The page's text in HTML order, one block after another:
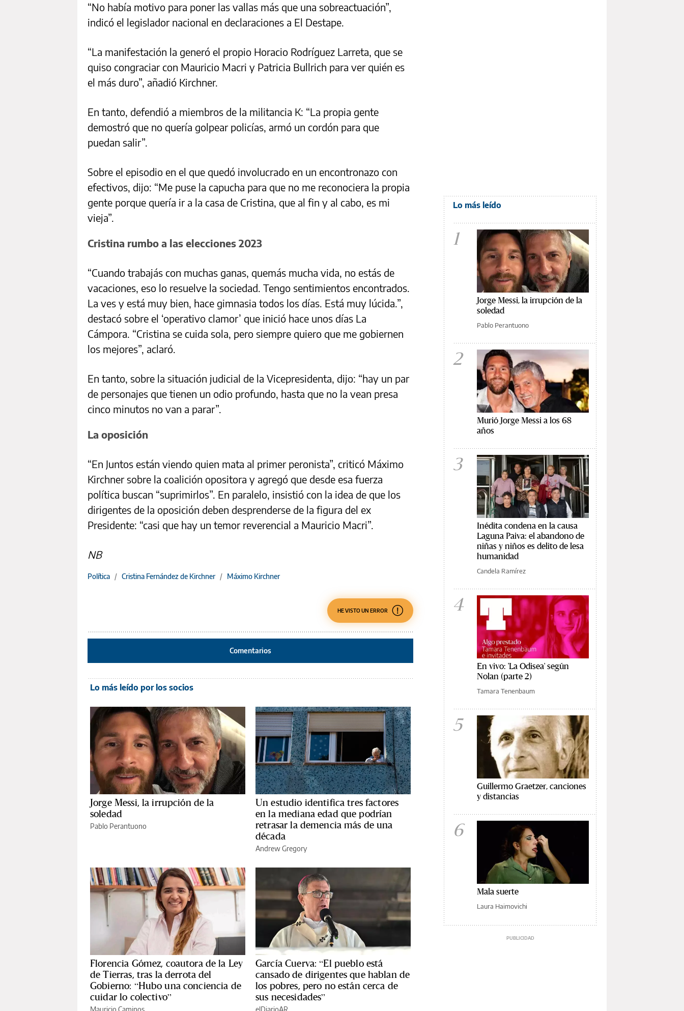
“No había motivo para poner las vallas más que una sobreactuación”,
indicó el legislador nacional en declaraciones a El Destape.
“La manifestación la generó el propio Horacio Rodríguez Larreta, que se
quiso congraciar con Mauricio Macri y Patricia Bullrich para ver quién es
el más duro”, añadió Kirchner.
En tanto, defendió a miembros de la militancia K: “La propia gente
demostró que no quería golpear policías, armó un cordón para que
puedan salir”.
Sobre el episodio en el que quedó involucrado en un encontronazo con
efectivos, dijo: “Me puse la capucha para que no me reconociera la propia
gente porque quería ir a la casa de Cristina, que al fin y al cabo, es mi
vieja”.
Cristina rumbo a las elecciones 2023
“Cuando trabajás con muchas ganas, quemás mucha vida, no estás de
vacaciones, eso lo resuelve la sociedad. Tengo sentimientos encontrados.
La ves y está muy bien, hace gimnasia todos los días. Está muy lúcida.”,
destacó sobre el ‘operativo clamor’ que inició hace unos días La
Cámpora. “Cristina se cuida sola, pero siempre quiero que me gobiernen
los mejores”, aclaró.
En tanto, sobre la situación judicial de la Vicepresidenta, dijo: “hay un par
de personajes que tienen un odio profundo, hasta que no la vean presa
cinco minutos no van a parar”.
La oposición
“En Juntos están viendo quien mata al primer peronista”, criticó Máximo
Kirchner sobre la coalición opositora y agregó que desde esa fuerza
política buscan “suprimirlos”. En paralelo, insistió con la idea de que los
dirigentes de la oposición deben desprenderse de la figura del ex
Presidente: “casi que hay un temor reverencial a Mauricio Macri”.
NB
Política / Cristina Fernández de Kirchner / Máximo Kirchner
HE VISTO UN ERROR
Comentarios
Lo más leído por los socios
Jorge Messi, la irrupción de la
soledad
Pablo Perantuono
Un estudio identifica tres factores
en la mediana edad que podrían
retrasar la demencia más de una
década
Andrew Gregory
Florencia Gómez, coautora de la Ley
de Tierras, tras la derrota del
Gobierno: “Hubo una conciencia de
cuidar lo colectivo”
Mauricio Caminos
García Cuerva: “El pueblo está
cansado de dirigentes que hablan de
los pobres, pero no están cerca de
sus necesidades”
elDiarioAR
Lo más leído
1
Jorge Messi, la irrupción de la
soledad
Pablo Perantuono
2
Murió Jorge Messi a los 68
años
3
Inédita condena en la causa
Laguna Paiva: el abandono de
niñas y niños es delito de lesa
humanidad
Candela Ramírez
4
En vivo: 'La Odisea' según
Nolan (parte 2)
Tamara Tenenbaum
5
Guillermo Graetzer, canciones
y distancias
6
Mala suerte
Laura Haimovichi